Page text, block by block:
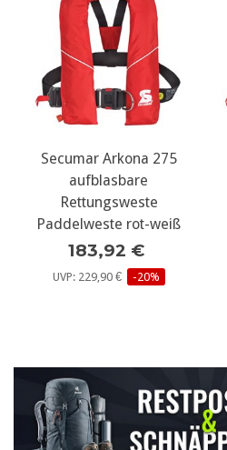
Secumar Arkona 275
aufblasbare
Rettungsweste
Paddelweste rot-weiß
183,92 €
UVP: 229,90 € -20%